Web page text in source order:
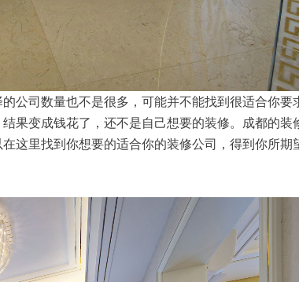
公司数量也不是很多，可能并不能找到很适合你要
果变成钱花了，还不是自己想要的装修。成都的装
这里找到你想要的适合你的装修公司，得到你所期